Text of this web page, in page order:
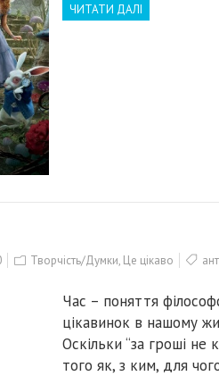
ЧИТАТИ ДАЛІ
Творчість/Думки, Це цікаво
Час – поняття
цікавинок в нашому
Oскільки “за гроші не
того як, з ким, для